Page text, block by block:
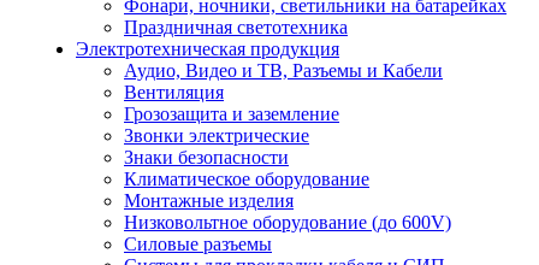
Фонари, ночники, светильники на батарейках
Праздничная светотехника
Электротехническая продукция
Аудио, Видео и ТВ, Разъемы и Кабели
Вентиляция
Грозозащита и заземление
Звонки электрические
Знаки безопасности
Климатическое оборудование
Монтажные изделия
Низковольтное оборудование (до 600V)
Силовые разъемы